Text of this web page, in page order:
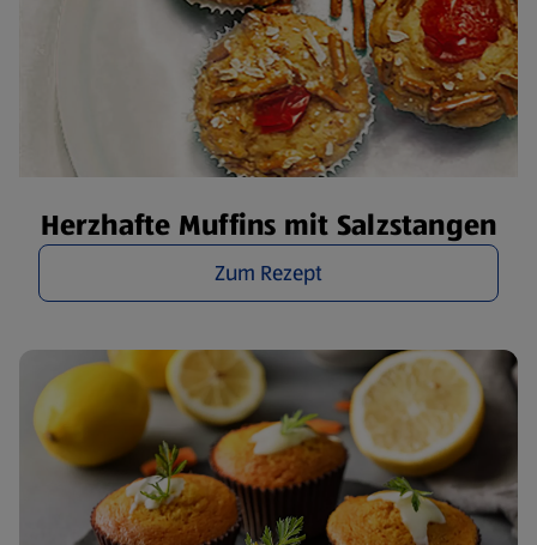
Herzhafte Muffins mit Salzstangen
Zum Rezept